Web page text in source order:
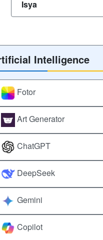
Isya
Intelligence
Fotor
Art Generator
ChatGPT
DeepSeek
Gemini
Copilot